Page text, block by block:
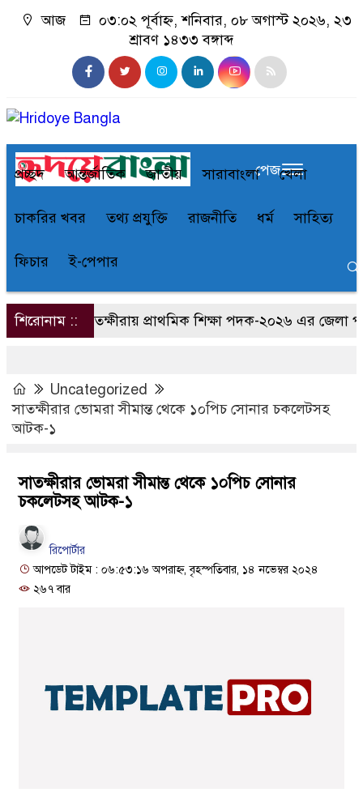
আজ
০৩:০২ পূর্বাহ্ন, শনিবার, ০৮ অগাস্ট ২০২৬, ২৩
শ্রাবণ ১৪৩৩ বঙ্গাব্দ
প্রচ্ছদ আন্তর্জাতিক জাতীয় সারাবাংলা খেলা
চাকরির খবর তথ্য প্রযুক্তি রাজনীতি ধর্ম সাহিত্য
ফিচার ই-পেপার
পেজ
শিরোনাম ::সাতক্ষীরায় প্রাথমিক শিক্ষা পদক-২০২৬ এর জেলা
Uncategorized
সাতক্ষীরার ভোমরা সীমান্ত থেকে ১০পিচ সোনার চকলেটসহ
আটক-১
সাতক্ষীরার ভোমরা সীমান্ত থেকে ১০পিচ সোনার
চকলেটসহ আটক-১
রিপোর্টার
আপডেট টাইম : ০৬:৫৩:১৬ অপরাহ্ন, বৃহস্পতিবার, ১৪ নভেম্বর ২০২৪
২৬৭ বার